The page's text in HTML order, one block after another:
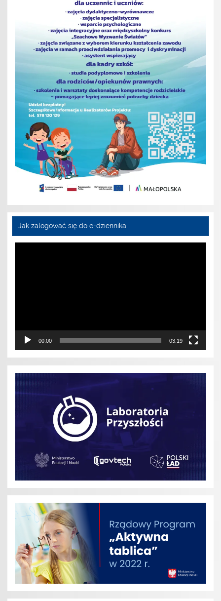
Jak zalogować się do e-dziennika
00:00 03:19